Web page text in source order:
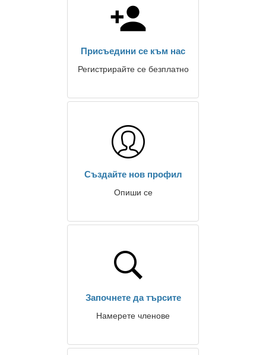
Присъедини се към нас
Регистрирайте се безплатно
Създайте нов профил
Опиши се
Започнете да търсите
Намерете членове